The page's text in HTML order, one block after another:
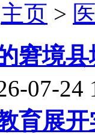
主页 >
窘境
07-24
育展